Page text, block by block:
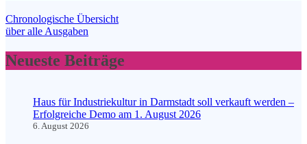
Chronologische Übersicht
über alle Ausgaben
Neueste Beiträge
Haus für Industriekultur in Darmstadt soll verkauft werden –
Erfolgreiche Demo am 1. August 2026
6. August 2026